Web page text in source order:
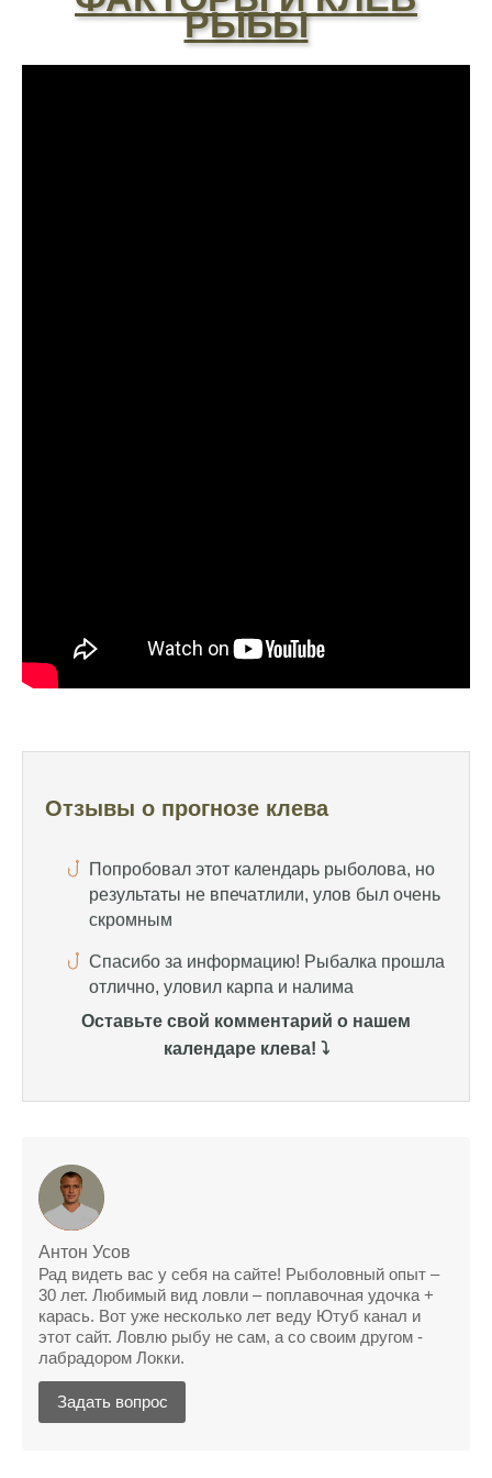
РЫБЫ
Отзывы о прогнозе клева
рыболова после нескольких неудачных
вылазок, верить или нет - решайте сами
щуку весом 5 кг
Прогноз оказался точным, поймал много
Попробовал этот календарь рыболова, но
скромным
отлично, уловил карпа и налима
Уже второй раз пользуюсь этим прогнозом,
Сегодня благодаря прогнозу клева удалось
поймать крупного щуку, удивлен, но это
полной ерундой, ни одной рыбы не поймал
"удачный" прогноз клева, разочарован
Сегодняшний прогноз клева позволил мне
Прогноз клева на рыбалку на следующую
неделю обещает хорошие результаты.
Благодаря лунному календарю и прогнозу
клева, мой улов растет с каждым днем.
С приложением для Android, я всегда могу
Оставьте свой комментарий о нашем
календаре клева! ⤵️
Антон Усов
Рад видеть вас у себя на сайте! Рыболовный опыт –
30 лет. Любимый вид ловли – поплавочная удочка +
карась. Вот уже несколько лет веду Ютуб канал и
этот сайт. Ловлю рыбу не сам, а со своим другом -
лабрадором Локки.
Задать вопрос